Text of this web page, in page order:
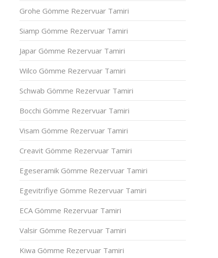
Grohe Gömme Rezervuar Tamiri
Siamp Gömme Rezervuar Tamiri
Japar Gömme Rezervuar Tamiri
Wilco Gömme Rezervuar Tamiri
Schwab Gömme Rezervuar Tamiri
Bocchi Gömme Rezervuar Tamiri
Visam Gömme Rezervuar Tamiri
Creavit Gömme Rezervuar Tamiri
Egeseramik Gömme Rezervuar Tamiri
Egevitrifiye Gömme Rezervuar Tamiri
ECA Gömme Rezervuar Tamiri
Valsir Gömme Rezervuar Tamiri
Kiwa Gömme Rezervuar Tamiri